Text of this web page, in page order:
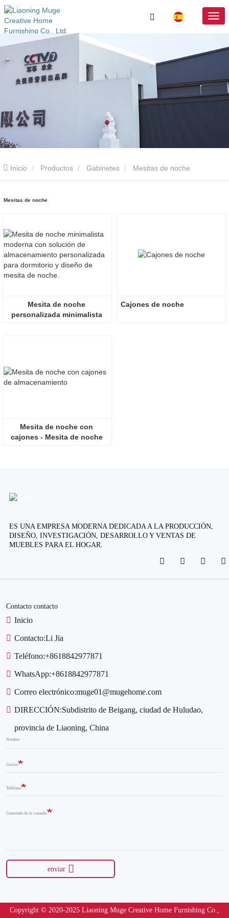
Inicio Productos Gabinetes Mesitas de noche
Mesitas de noche
Mesita de noche
personalizada minimalista
Cajones de noche
Mesita de noche con
cajones - Mesita de noche
ES UNA EMPRESA MODERNA DEDICADA A LA PRODUCCIÓN,
DISEÑO, INVESTIGACIÓN, DESARROLLO Y VENTAS DE
MUEBLES PARA EL HOGAR.
Contacto contacto
Inicio
Contacto:Li Jia
Teléfono:+8618842977871
WhatsApp:+8618842977871
Correo electrónico:muge01@mugehome.com
DIRECCIÓN:Subdistrito de Beigang, ciudad de Huludao,
provincia de Liaoning, China
Nombre
Correo
Teléfono
Contenido de la consulta
enviar
Copyright © 2020-2025 Liaoning Muge Creative Home Furnishing Co.,